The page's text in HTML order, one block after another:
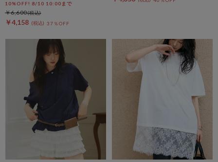
10%OFF! 8/10 10:00まで
￥4,158 37％OFF
￥6,600